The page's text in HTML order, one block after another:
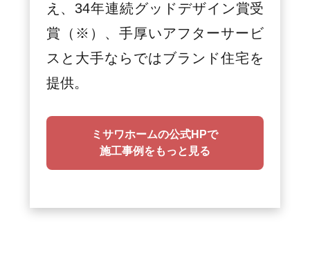
え、34年連続グッドデザイン賞受
賞（※）、手厚いアフターサービ
スと大手ならではブランド住宅を
提供。
ミサワホームの公式HPで
施工事例をもっと見る